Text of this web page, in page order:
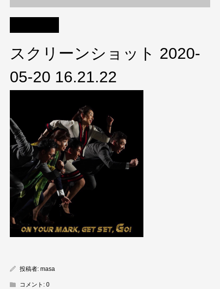
スクリーンショット 2020-
05-20 16.21.22
投稿者: masa
コメント: 0